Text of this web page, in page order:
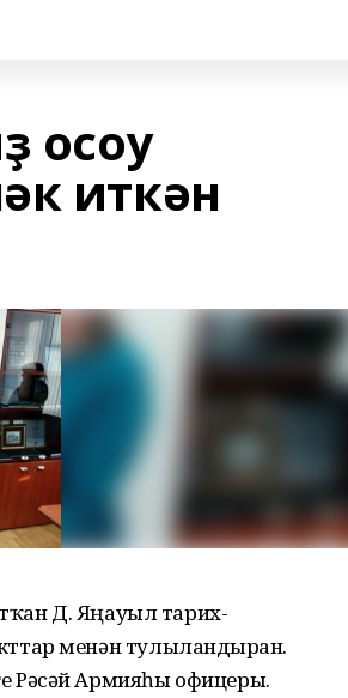
осоу
иткән
Д. Яңауыл тарих-
менән тулыландырған.
Рәсәй Армияһы офицеры.